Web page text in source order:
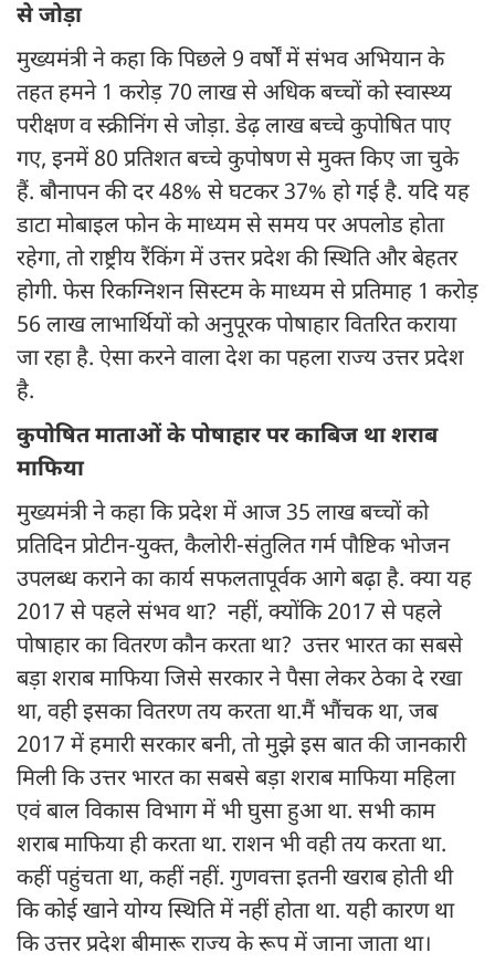
से जोड़ा
मुख्यमंत्री ने कहा कि पिछले 9 वर्षों में संभव अभियान के
तहत हमने 1 करोड़ 70 लाख से अधिक बच्चों को स्वास्थ्य
परीक्षण व स्क्रीनिंग से जोड़ा. डेढ़ लाख बच्चे कुपोषित पाए
गए, इनमें 80 प्रतिशत बच्चे कुपोषण से मुक्त किए जा चुके
हैं. बौनापन की दर 48% से घटकर 37% हो गई है. यदि यह
डाटा मोबाइल फोन के माध्यम से समय पर अपलोड होता
रहेगा, तो राष्ट्रीय रैंकिंग में उत्तर प्रदेश की स्थिति और बेहतर
होगी. फेस रिकग्निशन सिस्टम के माध्यम से प्रतिमाह 1 करोड़
56 लाख लाभार्थियों को अनुपूरक पोषाहार वितरित कराया
जा रहा है. ऐसा करने वाला देश का पहला राज्य उत्तर प्रदेश
है.
कुपोषित माताओं के पोषाहार पर काबिज था शराब
माफिया
मुख्यमंत्री ने कहा कि प्रदेश में आज 35 लाख बच्चों को
प्रतिदिन प्रोटीन-युक्त, कैलोरी-संतुलित गर्म पौष्टिक भोजन
उपलब्ध कराने का कार्य सफलतापूर्वक आगे बढ़ा है. क्या यह
2017 से पहले संभव था? नहीं, क्योंकि 2017 से पहले
पोषाहार का वितरण कौन करता था? उत्तर भारत का सबसे
बड़ा शराब माफिया जिसे सरकार ने पैसा लेकर ठेका दे रखा
था, वही इसका वितरण तय करता था.मैं भौंचक था, जब
2017 में हमारी सरकार बनी, तो मुझे इस बात की जानकारी
मिली कि उत्तर भारत का सबसे बड़ा शराब माफिया महिला
एवं बाल विकास विभाग में भी घुसा हुआ था. सभी काम
शराब माफिया ही करता था. राशन भी वही तय करता था.
कहीं पहुंचता था, कहीं नहीं. गुणवत्ता इतनी खराब होती थी
कि कोई खाने योग्य स्थिति में नहीं होता था. यही कारण था
कि उत्तर प्रदेश बीमारू राज्य के रूप में जाना जाता था।